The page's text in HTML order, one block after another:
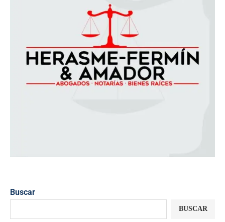
Buscar
BUSCAR